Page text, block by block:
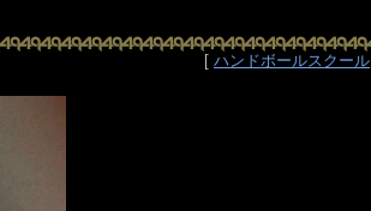
[ ハンドボールスクール